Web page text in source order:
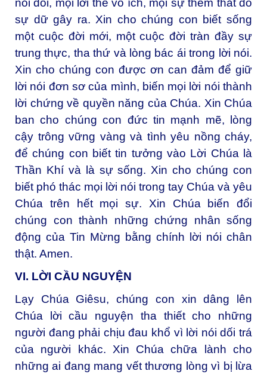
nói dối, mọi lời thề vô ích, mọi sự thêm thắt do
sự dữ gây ra. Xin cho chúng con biết sống
một cuộc đời mới, một cuộc đời tràn đầy sự
trung thực, tha thứ và lòng bác ái trong lời nói.
Xin cho chúng con được ơn can đảm để giữ
lời nói đơn sơ của mình, biến mọi lời nói thành
lời chứng về quyền năng của Chúa. Xin Chúa
ban cho chúng con đức tin mạnh mẽ, lòng
cậy trông vững vàng và tình yêu nồng cháy,
để chúng con biết tin tưởng vào Lời Chúa là
Thần Khí và là sự sống. Xin cho chúng con
biết phó thác mọi lời nói trong tay Chúa và yêu
Chúa trên hết mọi sự. Xin Chúa biến đổi
chúng con thành những chứng nhân sống
động của Tin Mừng bằng chính lời nói chân
thật. Amen.
VI. LỜI CẦU NGUYỆN
Lạy Chúa Giêsu, chúng con xin dâng lên
Chúa lời cầu nguyện tha thiết cho những
người đang phải chịu đau khổ vì lời nói dối trá
của người khác. Xin Chúa chữa lành cho
những ai đang mang vết thương lòng vì bị lừa